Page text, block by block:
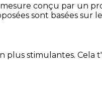
conçu par un
sont basées sur
plus stimulantes.